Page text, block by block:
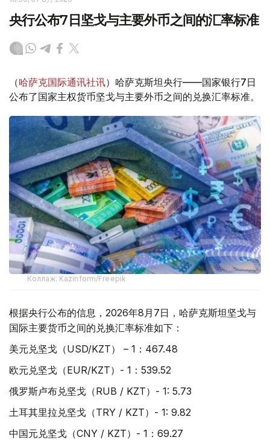
央行公布7日坚戈与主要外币之间的汇率标准
（哈萨克国际通讯社讯）哈萨克斯坦央行——国家银行7日
公布了国家主权货币坚戈与主要外币之间的兑换汇率标准。
Коллаж: Kazinform/Freepik
根据央行公布的信息，2026年8月7日，哈萨克斯坦坚戈与
国际主要货币之间的兑换汇率标准如下：
美元兑坚戈（USD/KZT） – 1：467.48
欧元兑坚戈（EUR/KZT）- 1：539.52
俄罗斯卢布兑坚戈（RUB / KZT）- 1: 5.73
土耳其里拉兑坚戈（TRY / KZT）- 1: 9.82
中国元兑坚戈（CNY / KZT）- 1：69.27